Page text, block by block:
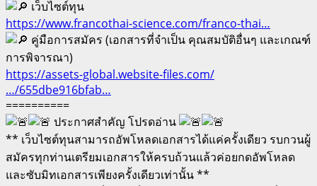
เว็บไซต์ทุน
https://www.francothai-science.com/franco-thai…
คู่มือการสมัคร (เอกสารที่จำเป็น คุณสมบัติอื่นๆ และเกณฑ์
การพิจารณา)
https://assets-global.website-files.com/
…/655dbe916bfab…
==========
ประกาศสำคัญ โปรดอ่าน
** เว็บไซต์ทุนสามารถอัพโหลดเอกสารได้แค่ครั้งเดียว รบกวนผู้
สมัครทุกท่านเตรียมเอกสารให้ครบถ้วนแล้วค่อยกดอัพโหลด
และซับมิทเอกสารเพียงครั้งเดียวเท่านั้น **